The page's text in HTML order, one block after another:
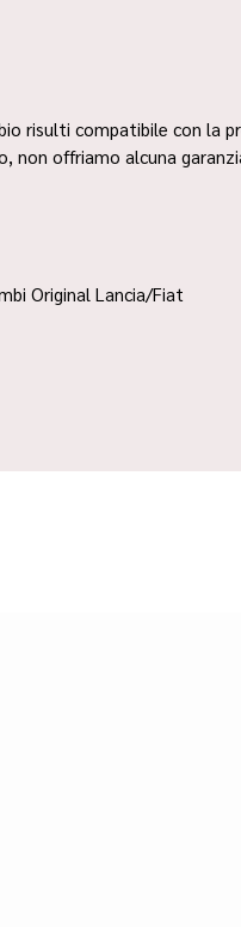
risulti compatibile con la
non offriamo alcuna
Original Lancia/Fiat